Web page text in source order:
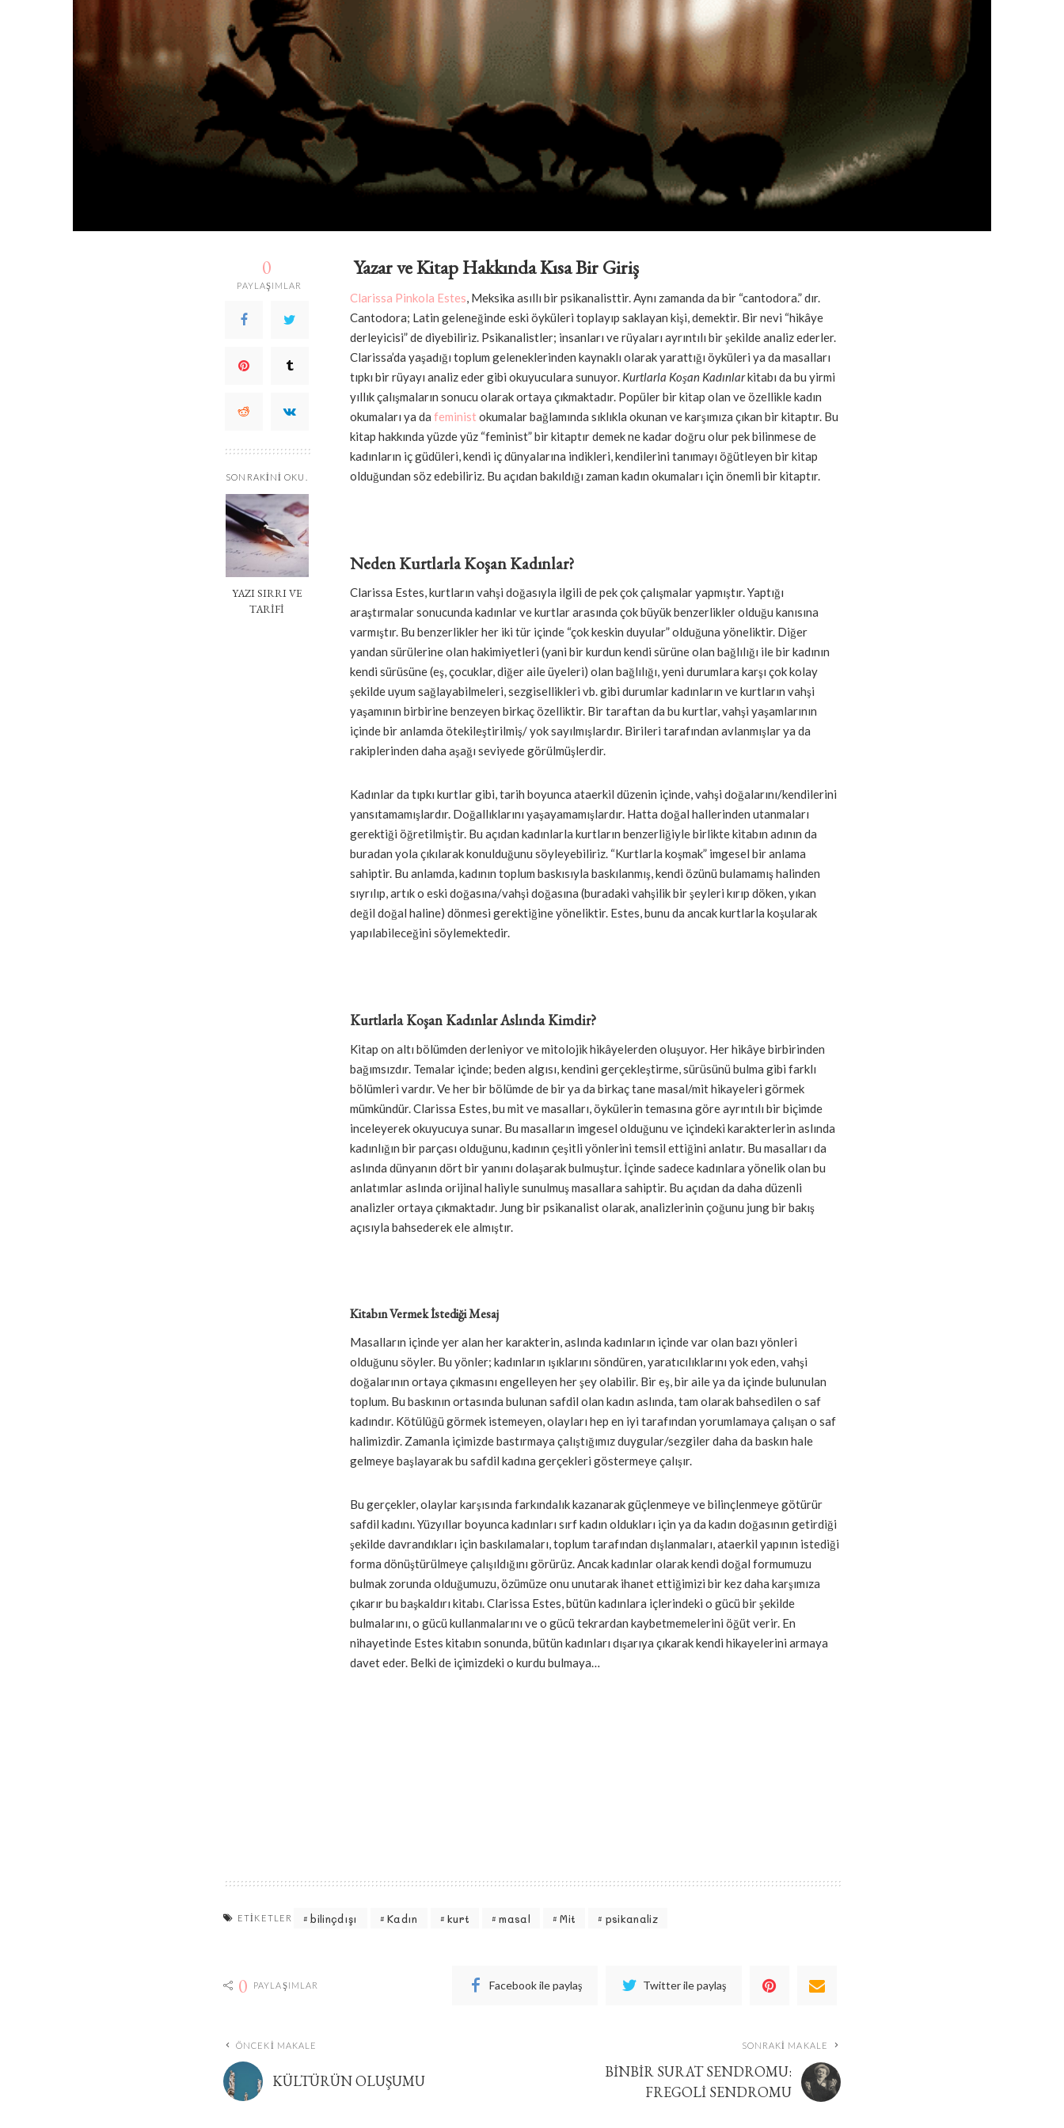
0
PAYLAŞIMLAR
SONRAKINI OKU.
YAZI SIRRI VE
TARİFİ
Yazar ve Kitap Hakkında Kısa Bir Giriş
Clarissa Pinkola Estes , Meksika asıllı bir psikanalisttir. Aynı zamanda da bir “cantodora.” dır.
Cantodora; Latin geleneğinde eski öyküleri toplayıp saklayan kişi, demektir. Bir nevi “hikâye
derleyicisi” de diyebiliriz. Psikanalistler; insanları ve rüyaları ayrıntılı bir şekilde analiz ederler.
Clarissa’da yaşadığı toplum geleneklerinden kaynaklı olarak yarattığı öyküleri ya da masalları
tıpkı bir rüyayı analiz eder gibi okuyuculara sunuyor. Kurtlarla Koşan Kadınlarkitabı da bu yirmi
yıllık çalışmaların sonucu olarak ortaya çıkmaktadır. Popüler bir kitap olan ve özellikle kadın
okumaları ya da feminist okumalar bağlamında sıklıkla okunan ve karşımıza çıkan bir kitaptır. Bu
kitap hakkında yüzde yüz “feminist” bir kitaptır demek ne kadar doğru olur pek bilinmese de
kadınların iç güdüleri, kendi iç dünyalarına indikleri, kendilerini tanımayı öğütleyen bir kitap
olduğundan söz edebiliriz. Bu açıdan bakıldığı zaman kadın okumaları için önemli bir kitaptır.
Neden Kurtlarla Koşan Kadınlar?
Clarissa Estes, kurtların vahşi doğasıyla ilgili de pek çok çalışmalar yapmıştır. Yaptığı
araştırmalar sonucunda kadınlar ve kurtlar arasında çok büyük benzerlikler olduğu kanısına
varmıştır. Bu benzerlikler her iki tür içinde “çok keskin duyular” olduğuna yöneliktir. Diğer
yandan sürülerine olan hakimiyetleri (yani bir kurdun kendi sürüne olan bağlılığı ile bir kadının
kendi sürüsüne (eş, çocuklar, diğer aile üyeleri) olan bağlılığı, yeni durumlara karşı çok kolay
şekilde uyum sağlayabilmeleri, sezgisellikleri vb. gibi durumlar kadınların ve kurtların vahşi
yaşamının birbirine benzeyen birkaç özelliktir. Bir taraftan da bu kurtlar, vahşi yaşamlarının
içinde bir anlamda ötekileştirilmiş/ yok sayılmışlardır. Birileri tarafından avlanmışlar ya da
rakiplerinden daha aşağı seviyede görülmüşlerdir.
Kadınlar da tıpkı kurtlar gibi, tarih boyunca ataerkil düzenin içinde, vahşi doğalarını/kendilerini
yansıtamamışlardır. Doğallıklarını yaşayamamışlardır. Hatta doğal hallerinden utanmaları
gerektiği öğretilmiştir. Bu açıdan kadınlarla kurtların benzerliğiyle birlikte kitabın adının da
buradan yola çıkılarak konulduğunu söyleyebiliriz. “Kurtlarla koşmak” imgesel bir anlama
sahiptir. Bu anlamda, kadının toplum baskısıyla baskılanmış, kendi özünü bulamamış halinden
sıyrılıp, artık o eski doğasına/vahşi doğasına (buradaki vahşilik bir şeyleri kırıp döken, yıkan
değil doğal haline) dönmesi gerektiğine yöneliktir. Estes, bunu da ancak kurtlarla koşularak
yapılabileceğini söylemektedir.
Kurtlarla Koşan Kadınlar Aslında Kimdir?
Kitap on altı bölümden derleniyor ve mitolojik hikâyelerden oluşuyor. Her hikâye birbirinden
bağımsızdır. Temalar içinde; beden algısı, kendini gerçekleştirme, sürüsünü bulma gibi farklı
bölümleri vardır. Ve her bir bölümde de bir ya da birkaç tane masal/mit hikayeleri görmek
mümkündür. Clarissa Estes, bu mit ve masalları, öykülerin temasına göre ayrıntılı bir biçimde
inceleyerek okuyucuya sunar. Bu masalların imgesel olduğunu ve içindeki karakterlerin aslında
kadınlığın bir parçası olduğunu, kadının çeşitli yönlerini temsil ettiğini anlatır. Bu masalları da
aslında dünyanın dört bir yanını dolaşarak bulmuştur. İçinde sadece kadınlara yönelik olan bu
anlatımlar aslında orijinal haliyle sunulmuş masallara sahiptir. Bu açıdan da daha düzenli
analizler ortaya çıkmaktadır. Jung bir psikanalist olarak, analizlerinin çoğunu jung bir bakış
açısıyla bahsederek ele almıştır.
Kitabın Vermek İstediği Mesaj
Masalların içinde yer alan her karakterin, aslında kadınların içinde var olan bazı yönleri
olduğunu söyler. Bu yönler; kadınların ışıklarını söndüren, yaratıcılıklarını yok eden, vahşi
doğalarının ortaya çıkmasını engelleyen her şey olabilir. Bir eş, bir aile ya da içinde bulunulan
toplum. Bu baskının ortasında bulunan safdil olan kadın aslında, tam olarak bahsedilen o saf
kadındır. Kötülüğü görmek istemeyen, olayları hep en iyi tarafından yorumlamaya çalışan o saf
halimizdir. Zamanla içimizde bastırmaya çalıştığımız duygular/sezgiler daha da baskın hale
gelmeye başlayarak bu safdil kadına gerçekleri göstermeye çalışır.
Bu gerçekler, olaylar karşısında farkındalık kazanarak güçlenmeye ve bilinçlenmeye götürür
safdil kadını. Yüzyıllar boyunca kadınları sırf kadın oldukları için ya da kadın doğasının getirdiği
şekilde davrandıkları için baskılamaları, toplum tarafından dışlanmaları, ataerkil yapının istediği
forma dönüştürülmeye çalışıldığını görürüz. Ancak kadınlar olarak kendi doğal formumuzu
bulmak zorunda olduğumuzu, özümüze onu unutarak ihanet ettiğimizi bir kez daha karşımıza
çıkarır bu başkaldırı kitabı. Clarissa Estes, bütün kadınlara içlerindeki o gücü bir şekilde
bulmalarını, o gücü kullanmalarını ve o gücü tekrardan kaybetmemelerini öğüt verir. En
nihayetinde Estes kitabın sonunda, bütün kadınları dışarıya çıkarak kendi hikayelerini armaya
davet eder. Belki de içimizdeki o kurdu bulmaya…
ETIKETLER bilinçdışı Kadın kurt masal Mit psikanaliz
0 PAYLAŞIMLAR Facebook ile paylaş Twitter ile paylaş
ÖNCEKI MAKALE
KÜLTÜRÜN OLUŞUMU
SONRAKI MAKALE
BİNBİR SURAT SENDROMU:
FREGOLİ SENDROMU